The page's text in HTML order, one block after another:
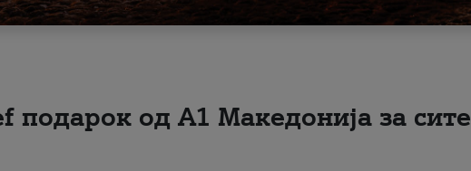
подарок од А1 Македонија за сите